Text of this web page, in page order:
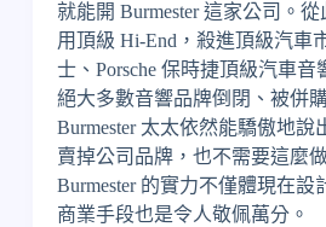
就能開 Burmester 這家公司。
用頂級 Hi-End，殺進頂級汽車
士、Porsche 保時捷頂級汽車
絕大多數音響品牌倒閉、被併
Burmester 太太依然能驕傲地說
賣掉公司品牌，也不需要這麼
Burmester 的實力不僅體現在設
商業手段也是令人敬佩萬分。